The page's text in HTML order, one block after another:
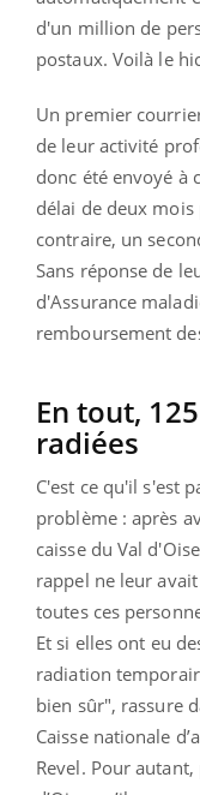
d'un million de
postaux. Voilà le
Un premier
de leur activité
donc été envoyé à
délai de deux
contraire, un
Sans réponse de
d'Assurance
remboursement
En tout,
radiées
C'est ce qu'il s'est
problème : après
caisse du Val
rappel ne leur
toutes ces
Et si elles ont eu
radiation
bien sûr", rassure
Caisse nationale
Revel. Pour